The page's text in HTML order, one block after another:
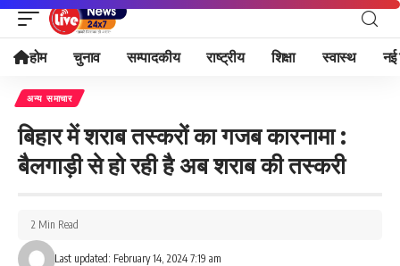
होम चुनाव सम्पादकीय राष्ट्रीय शिक्षा स्वास्थ नई
अन्य समाचार
बिहार में शराब तस्करों का गजब कारनामा :
बैलगाड़ी से हो रही है अब शराब की तस्करी
Last updated: February 14, 2024 7:19 am
2 Min Read